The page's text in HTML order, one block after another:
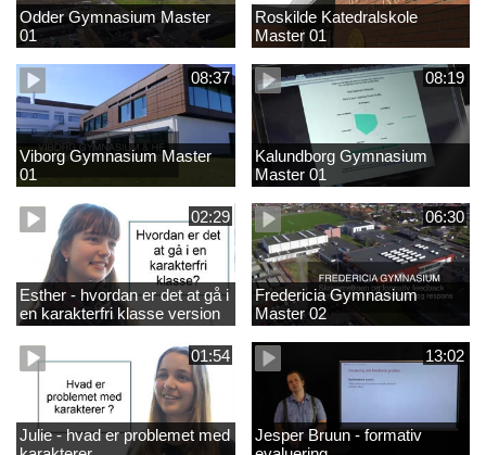
Odder Gymnasium Master
01
Roskilde Katedralskole
Master 01
08:37
Viborg Gymnasium Master
01
08:19
Kalundborg Gymnasium
Master 01
02:29
Esther - hvordan er det at gå i
en karakterfri klasse version
4
06:30
Fredericia Gymnasium
Master 02
01:54
Julie - hvad er problemet med
13:02
Jesper Bruun - formativ